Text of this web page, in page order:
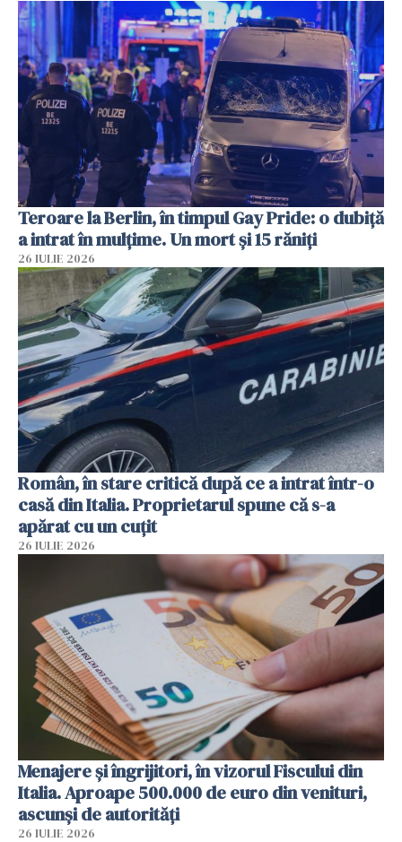
Teroare la Berlin, în timpul Gay Pride: o dubiță
a intrat în mulțime. Un mort și 15 răniți
26 IULIE 2026
Român, în stare critică după ce a intrat într-o
casă din Italia. Proprietarul spune că s-a
apărat cu un cuțit
26 IULIE 2026
Menajere și îngrijitori, în vizorul Fiscului din
Italia. Aproape 500.000 de euro din venituri,
ascunși de autorități
26 IULIE 2026